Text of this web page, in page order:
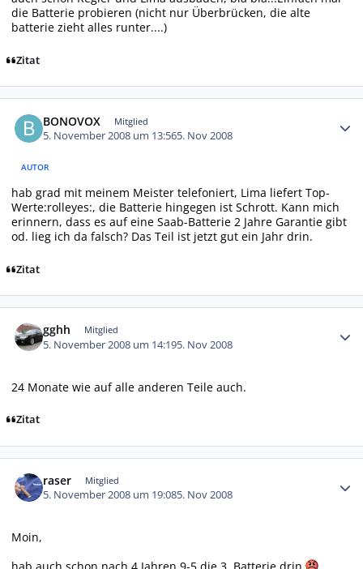
die Batterie probieren (nicht nur Überbrücken, die alte
batterie zieht alles runter....)
Zitat
BONOVOX Mitglied
5. November 2008 um 13:565. Nov 2008
AUTOR
hab grad mit meinem Meister telefoniert, Lima liefert Top-
Werte:rolleyes:, die Batterie hingegen ist Schrott. Kann mich
erinnern, dass es auf eine Saab-Batterie 2 Jahre Garantie gibt
od. lieg ich da falsch? Das Teil ist jetzt gut ein Jahr drin.
Zitat
gghh Mitglied
5. November 2008 um 14:195. Nov 2008
24 Monate wie auf alle anderen Teile auch.
Zitat
raser Mitglied
5. November 2008 um 19:085. Nov 2008
Moin,